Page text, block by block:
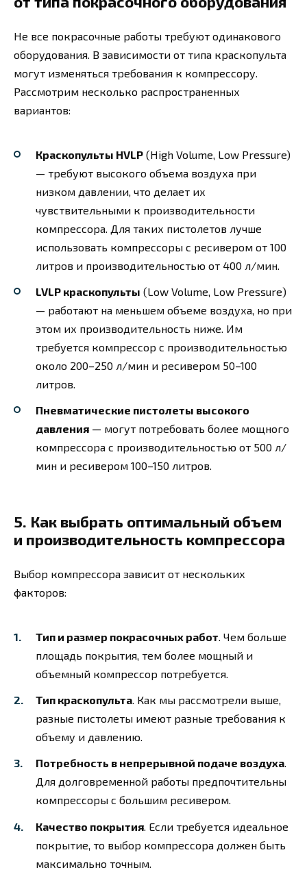
Не все покрасочные работы требуют одинакового
оборудования. В зависимости от типа краскопульта
могут изменяться требования к компрессору.
Рассмотрим несколько распространенных
вариантов:
Краскопульты HVLP (High Volume, Low Pressure)
— требуют высокого объема воздуха при
низком давлении, что делает их
чувствительными к производительности
компрессора. Для таких пистолетов лучше
использовать компрессоры с ресивером от 100
литров и производительностью от 400 л/мин.
LVLP краскопульты (Low Volume, Low Pressure)
— работают на меньшем объеме воздуха, но при
этом их производительность ниже. Им
требуется компрессор с производительностью
около 200–250 л/мин и ресивером 50–100
литров.
Пневматические пистолеты высокого
давления — могут потребовать более мощного
компрессора с производительностью от 500 л/
мин и ресивером 100–150 литров.
5. Как выбрать оптимальный объем
и производительность компрессора
Выбор компрессора зависит от нескольких
факторов:
Тип и размер покрасочных работ. Чем больше
площадь покрытия, тем более мощный и
объемный компрессор потребуется.
Тип краскопульта. Как мы рассмотрели выше,
разные пистолеты имеют разные требования к
объему и давлению.
Потребность в непрерывной подаче воздуха.
Для долговременной работы предпочтительны
компрессоры с большим ресивером.
Качество покрытия . Если требуется идеальное
покрытие, то выбор компрессора должен быть
максимально точным.